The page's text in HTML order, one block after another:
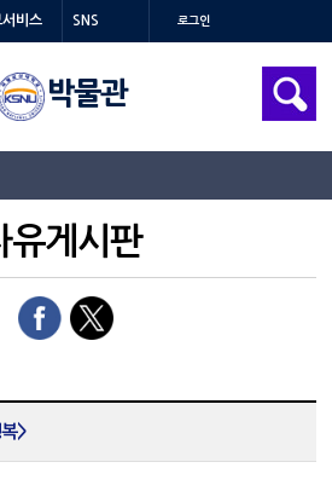
서비스 SNS 로그인
박물관
유게시판
>